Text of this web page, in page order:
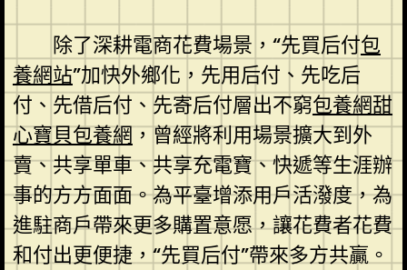
除了深耕電商花費場景，“先買后付包
養網站”加快外鄉化，先用后付、先吃后
付、先借后付、先寄后付層出不窮包養網甜
心寶貝包養網，曾經將利用場景擴大到外
賣、共享單車、共享充電寶、快遞等生涯辦
事的方方面面。為平臺增添用戶活潑度，為
進駐商戶帶來更多購置意愿，讓花費者花費
和付出更便捷，“先買后付”帶來多方共贏。